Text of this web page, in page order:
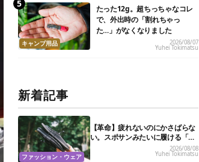
キャンプ用品
たった12g。超ちっちゃなコレ
で、外出時の「割れちゃっ
た…」がなくなりました
2026/08/07
Yuhei Tokimatsu
新着記事
ファッション・ウェア
【革命】疲れないのにかさばらな
い。スポサンみたいに履ける「リ
カバリーサンダル」が大本命！
2026/08/08
Yuhei Tokimatsu